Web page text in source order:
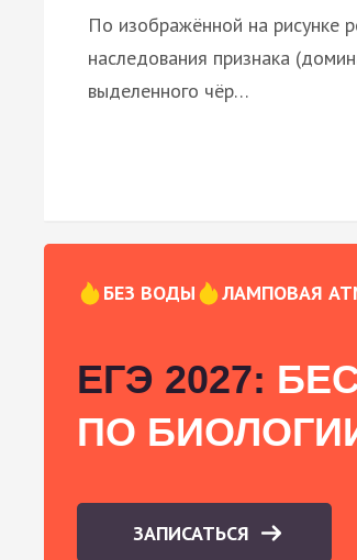
По изображённой на рисунке
наследования признака
выделенного чёр…
БЕЗ ВОДЫ ЛАМПОВАЯ
ЕГЭ 2027:
ПО
ЗАПИСАТЬСЯ